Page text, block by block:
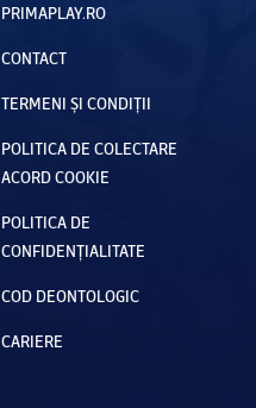
PRIMAPLAY.RO
CONTACT
TERMENI ȘI CONDIȚII
POLITICA DE COLECTARE
ACORD COOKIE
POLITICA DE
CONFIDENȚIALITATE
COD DEONTOLOGIC
CARIERE